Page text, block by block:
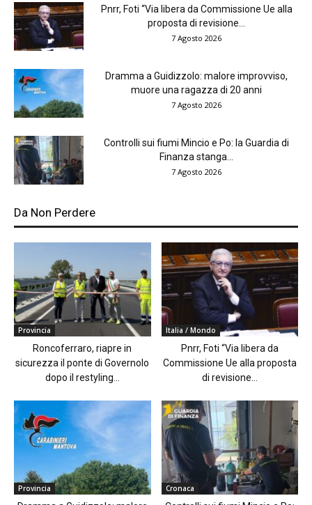
Pnrr, Foti “Via libera da Commissione Ue alla
proposta di revisione...
7 Agosto 2026
Dramma a Guidizzolo: malore improvviso,
muore una ragazza di 20 anni
7 Agosto 2026
Controlli sui fiumi Mincio e Po: la Guardia di
Finanza stanga...
7 Agosto 2026
Da Non Perdere
Provincia
Roncoferraro, riapre in
sicurezza il ponte di Governolo
dopo il restyling...
Italia / Mondo
Pnrr, Foti “Via libera da
Commissione Ue alla proposta
di revisione...
Provincia Cronaca